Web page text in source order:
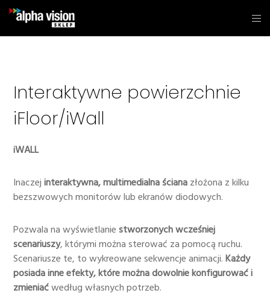
Interaktywne powierzchnie
iFloor/iWall
iWALL
Inaczejinteraktywna, multimedialna ścianazłożona z kilku
bezszwowych monitorów lub ekranów diodowych.
Pozwala na wyświetlaniestworzonych wcześniej
scenariuszy, którymi można sterować za pomocą ruchu.
Scenariusze te, to wykreowane sekwencje animacji.Każdy
posiada inne efekty, które można dowolnie konfigurować i
zmieniaćwedług własnych potrzeb.